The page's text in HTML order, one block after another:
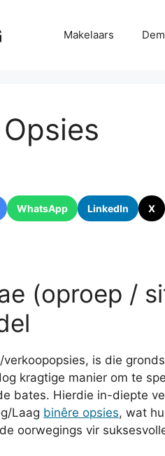
Makelaars
WhatsApp LinkedIn X
(oproep /
is die
kragtige manier om te
bates. Hierdie in-diepte
Laag binêre opsies, wat
oorwegings vir